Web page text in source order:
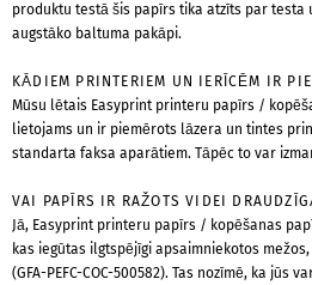
produktu testā šis papīrs tika atzīts par testa
augstāko baltuma pakāpi.
KĀDIEM PRINTERIEM UN IERĪCĒM IR
Mūsu lētais Easyprint printeru papīrs /
lietojams un ir piemērots lāzera un tintes
standarta faksa aparātiem. Tāpēc to var
VAI PAPĪRS IR RAŽOTS VIDEI
Jā, Easyprint printeru papīrs / kopēšanas
kas iegūtas ilgtspējīgi apsaimniekotos
(GFA-PEFC-COC-500582). Tas nozīmē, ka jūs